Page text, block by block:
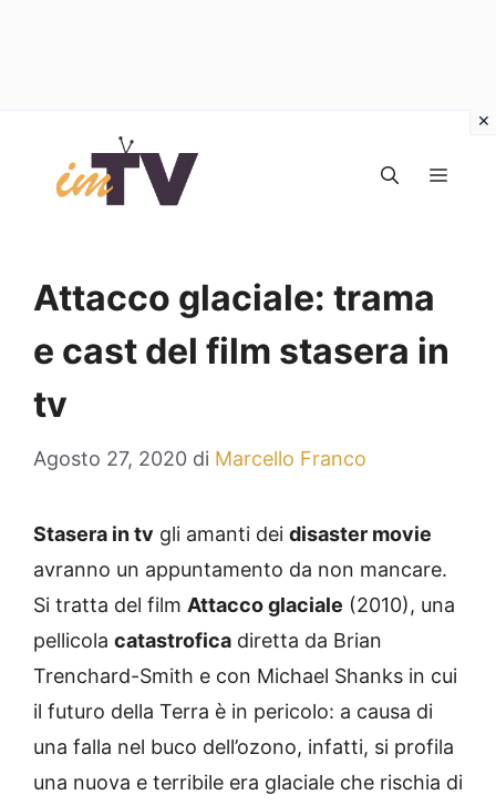
contenuto
Attacco glaciale: trama
e cast del film stasera in
tv
Agosto 27, 2020 di Marcello Franco
Stasera in tv gli amanti dei disaster movie
avranno un appuntamento da non mancare.
Si tratta del film Attacco glaciale (2010), una
pellicola catastrofica diretta da Brian
Trenchard-Smith e con Michael Shanks in cui
il futuro della Terra è in pericolo: a causa di
una falla nel buco dell’ozono, infatti, si profila
una nuova e terribile era glaciale che rischia di